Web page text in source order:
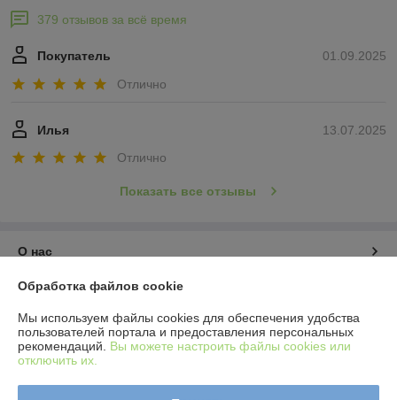
379 отзывов за всё время
01.09.2025
Покупатель
Отлично
13.07.2025
Илья
Отлично
Показать все отзывы
О нас
Контакты
Доставка и оплата
Обработка файлов cookie
Мы используем файлы cookies для обеспечения удобства
пользователей портала и предоставления персональных
рекомендаций. Вы можете настроить файлы cookies или
отключить их.